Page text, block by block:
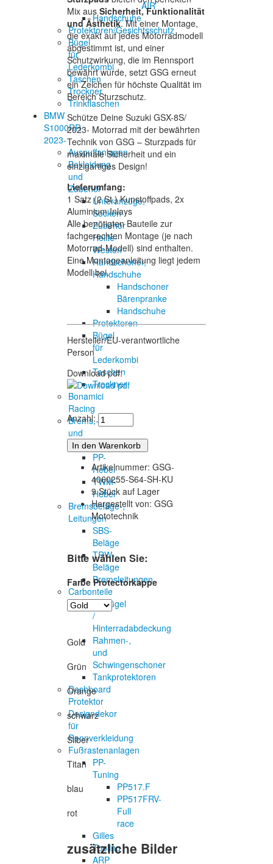
AIR
Handschuhe
Protektoren/Gesichtsschutz
Bügel
für
Lederkombi
Taschen
Trockner
Trinkflaschen
BMW
S1000RR
2023-
Auspuffanlagen
Bekleidung
und
Zubehör
Unteranzüge,
Socken
Zubehör
Helite-
Westen
Handschoner,
Handschuhe
Handschoner
Bärenpranke
Handschuhe
Protektoren
Bügel
für
Lederkombi
Taschen
Trockner
Bonamici
Racing
Brems,-
und
Kupplungshebel
PP-
Hebel
TWM-
Hebel
Bremsbeläge-,
Leitungen
SBS-
Beläge
TRW-
Beläge
Bremsleitungen
Carbonteile
Kotflügel
/
Hinterradabdeckung
Rahmen-,
und
Schwingenschoner
Tankprotektoren
Dashboard
Protektor
Designdekor
für
Rennverkleidung
Fußrastenanlagen
PP-
Tuning
PP517.F
PP517FRV-
Full
race
Gilles
Tooling
ARP
Mix aus Sicherheit, Funktionalität
und Ästhetik. Mit einer Montage,
die exakt auf jedes Motorradmodell
abgestimmt ist, und einer
Schutzwirkung, die im Rennsport
bewährt wurde, setzt GSG erneut
ein Zeichen für höchste Qualität im
Bereich Sturzschutz.
Schütze Deine Suzuki GSX-8S/
2023- Motorrad mit der bewährten
Technik von GSG – Sturzpads für
maximale Sicherheit und ein
einzigartiges Design!
Lieferumfang:
1 Satz (2 St.) Kunstoffpads, 2x
Aluminium Inlays
Alle benötigten Bauteile zur
fachgerechten Montage (je nach
Motorrad-Modell) sind enthalten.
Eine Montageanleitung liegt jedem
Modell bei.
Hersteller/EU-verantwortliche
Person
Download pdf:
Anzahl:
Artikelnummer: GSG-
4060255-S64-SH-KU
9 Stück auf Lager
Hergestellt von: GSG
Mototechnik
Bitte wählen Sie:
Farbe Protectorkappe
Gold
Grün
Orange
schwarz
Silber
Titan
blau
rot
zusätzliche Bilder